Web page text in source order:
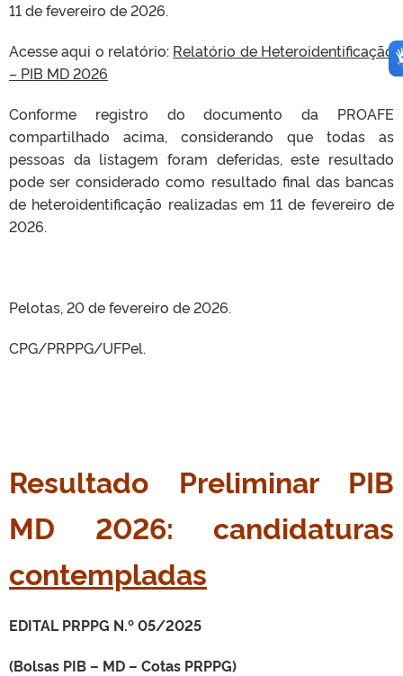
11 de fevereiro de 2026.
Acesse aqui o relatório: Relatório de Heteroidentificação
– PIB MD 2026
Conforme registro do documento da PROAFE
compartilhado acima, considerando que todas as
pessoas da listagem foram deferidas, este resultado
pode ser considerado como resultado final das bancas
de heteroidentificação realizadas em 11 de fevereiro de
2026.
Pelotas, 20 de fevereiro de 2026.
CPG/PRPPG/UFPel.
Resultado Preliminar PIB
MD 2026: candidaturas
contempladas
EDITAL PRPPG N.º 05/2025
(Bolsas PIB – MD – Cotas PRPPG)